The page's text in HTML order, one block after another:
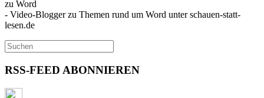
zu Word
- Video-Blogger zu Themen rund um Word unter schauen-statt-
lesen.de
RSS-FEED ABONNIEREN